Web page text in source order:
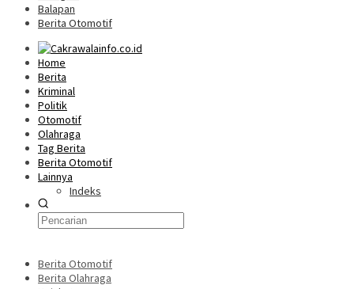
Balapan
Berita Otomotif
Home
Berita
Kriminal
Politik
Otomotif
Olahraga
Tag Berita
Berita Otomotif
Lainnya
Indeks
Berita Otomotif
Berita Olahraga